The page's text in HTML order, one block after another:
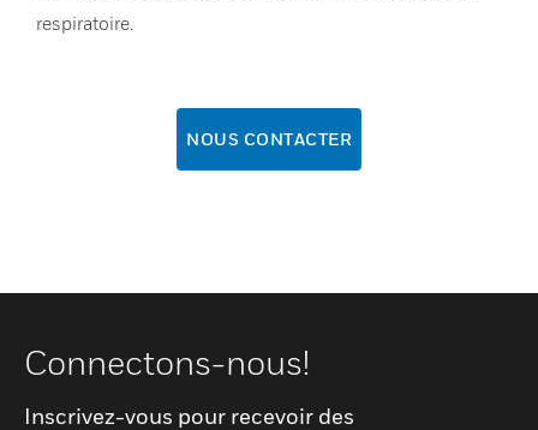
respiratoire.
NOUS CONTACTER
Connectons-nous!
Inscrivez-vous pour recevoir des